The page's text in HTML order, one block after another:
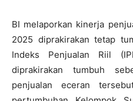
BI melaporkan kinerja
2025 diprakirakan tetap
Indeks Penjualan Riil
diprakirakan tumbuh
penjualan eceran